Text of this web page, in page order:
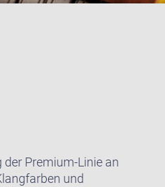
Premium-Linie an
und